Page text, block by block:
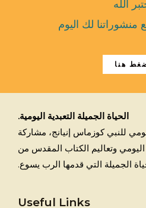
الله
لك اليوم
هنا
الحياة الجميلة التعبدية اليومية.
للنبي كوزماس إنيانج، مشاركة
اليومي وتعاليم الكتاب المقدس من
الجميلة التي قدمها الرب يسوع.
Useful Links